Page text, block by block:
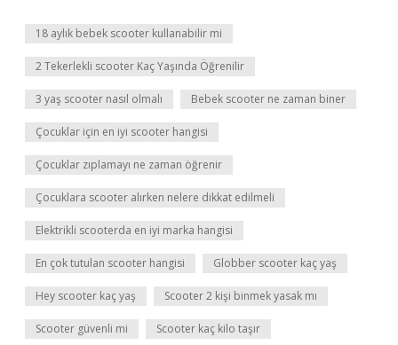
18 aylık bebek scooter kullanabilir mi
2 Tekerlekli scooter Kaç Yaşında Öğrenilir
3 yaş scooter nasıl olmalı Bebek scooter ne zaman biner
Çocuklar için en iyi scooter hangisi
Çocuklar zıplamayı ne zaman öğrenir
Çocuklara scooter alırken nelere dikkat edilmeli
Elektrikli scooterda en iyi marka hangisi
En çok tutulan scooter hangisi Globber scooter kaç yaş
Hey scooter kaç yaş Scooter 2 kişi binmek yasak mı
Scooter güvenli mi Scooter kaç kilo taşır